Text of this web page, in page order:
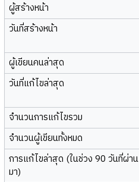
ผู้สร้างหน้า
วันที่สร้างหน้า
ผู้เขียนคนล่าสุด
วันที่แก้ไขล่าสุด
จำนวนการแก้ไขรวม
จำนวนผู้เขียนทั้งหมด
การแก้ไขล่าสุด (ในช่วง 90 วันที่ผ่าน
มา)